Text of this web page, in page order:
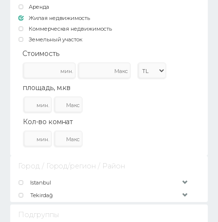
Аренда
Жилая недвижимость
Коммерческая недвижимость
Земельный участок
Стоимость
площадь, м.кв
Кол-во комнат
Город / Город/регион / Район
Istanbul
Tekirdağ
Подгруппы